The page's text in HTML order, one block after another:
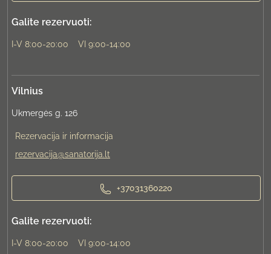
Galite rezervuoti:
I-V 8:00-20:00 VI 9:00-14:00
Vilnius
Ukmergės g. 126
Rezervacija ir informacija
rezervacija@sanatorija.lt
+37031360220
Galite rezervuoti:
I-V 8:00-20:00 VI 9:00-14:00